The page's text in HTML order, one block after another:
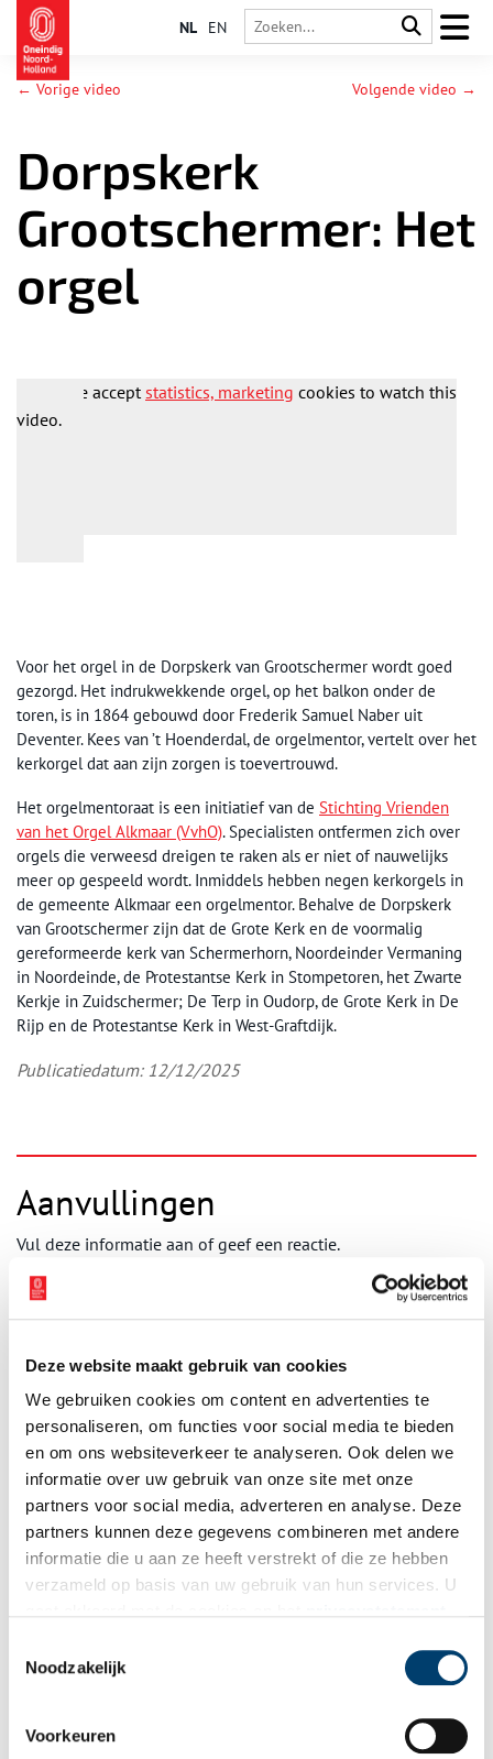
Deze website maakt gebruik van cookies
We gebruiken cookies om content en advertenties te
personaliseren, om functies voor social media te bieden
en om ons websiteverkeer te analyseren. Ook delen we
informatie over uw gebruik van onze site met onze
partners voor social media, adverteren en analyse. Deze
partners kunnen deze gegevens combineren met andere
informatie die u aan ze heeft verstrekt of die ze hebben
verzameld op basis van uw gebruik van hun services. U
Noodzakelijk
Voorkeuren
NL EN
← Vorige video Volgende video →
Dorpskerk
Grootschermer: Het
orgel
Please acceptstatistics, marketing cookies to watch this
video.
Voor het orgel in de Dorpskerk van Grootschermer wordt goed
gezorgd. Het indrukwekkende orgel, op het balkon onder de
toren, is in 1864 gebouwd door Frederik Samuel Naber uit
Deventer. Kees van ’t Hoenderdal, de orgelmentor, vertelt over het
kerkorgel dat aan zijn zorgen is toevertrouwd.
Het orgelmentoraat is een initiatief van de Stichting Vrienden
van het Orgel Alkmaar (VvhO). Specialisten ontfermen zich over
orgels die verweesd dreigen te raken als er niet of nauwelijks
meer op gespeeld wordt. Inmiddels hebben negen kerkorgels in
de gemeente Alkmaar een orgelmentor. Behalve de Dorpskerk
van Grootschermer zijn dat de Grote Kerk en de voormalig
gereformeerde kerk van Schermerhorn, Noordeinder Vermaning
in Noordeinde, de Protestantse Kerk in Stompetoren, het Zwarte
Kerkje in Zuidschermer; De Terp in Oudorp, de Grote Kerk in De
Rijp en de Protestantse Kerk in West-Graftdijk.
Publicatiedatum: 12/12/2025
Aanvullingen
Vul deze informatie aan of geef een reactie.
Vereiste velden zijn gemarkeerd met *. Het e-mailadres wordt niet
gepubliceerd.
Naam*
E-mail*
Vink dit aan als u op de hoogte gehouden wil worden.